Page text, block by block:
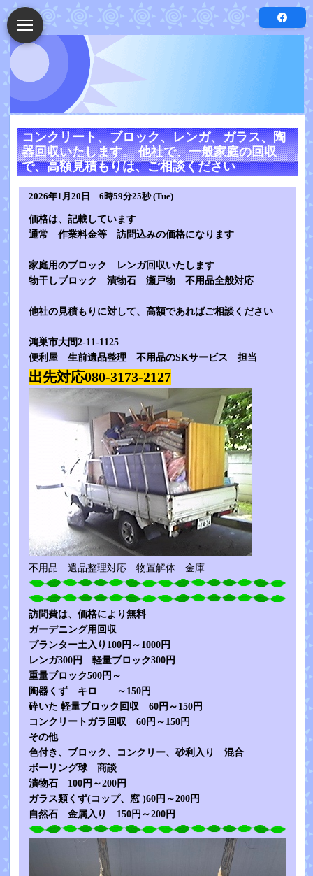
コンクリート、ブロック、レンガ、ガラス、陶
器回収いたします。 他社で、一般家庭の回収
で、高額見積もりは、ご相談ください
2026年1月20日 6時59分25秒 (Tue)
価格は、記載しています
通常 作業料金等 訪問込みの価格になります
家庭用のブロック レンガ回収いたします
物干しブロック 漬物石 瀬戸物 不用品全般対応
他社の見積もりに対して、高額であればご相談ください
鴻巣市大間2-11-1125
便利屋 生前遺品整理 不用品のSKサービス 担当
出先対応080-3173-2127
不用品 遺品整理対応 物置解体 金庫
訪問費は、価格により無料
ガーデニング用回収
プランター土入り100円～1000円
レンガ300円 軽量ブロック300円
重量ブロック500円～
陶器くず キロ ～150円
砕いた 軽量ブロック回収 60円～150円
コンクリートガラ回収 60円～150円
その他
色付き、ブロック、コンクリー、砂利入り 混合
ボーリング球 商談
漬物石 100円～200円
ガラス類くず(コップ、窓 )60円～200円
自然石 金属入り 150円～200円